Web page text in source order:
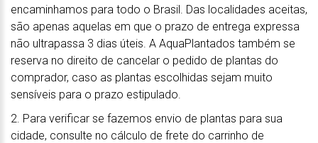
encaminhamos para todo o Brasil. Das localidades aceitas,
são apenas aquelas em que o prazo de entrega expressa
não ultrapassa 3 dias úteis. A AquaPlantados também se
reserva no direito de cancelar o pedido de plantas do
comprador, caso as plantas escolhidas sejam muito
sensíveis para o prazo estipulado.
2. Para verificar se fazemos envio de plantas para sua
cidade, consulte no cálculo de frete do carrinho de